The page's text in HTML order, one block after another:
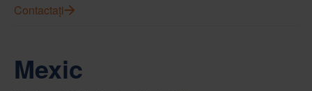
Contactați
Mexic